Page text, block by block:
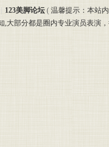
123美脚论坛 ( 温馨提示：本站
,大部分都是圈内专业演员表演